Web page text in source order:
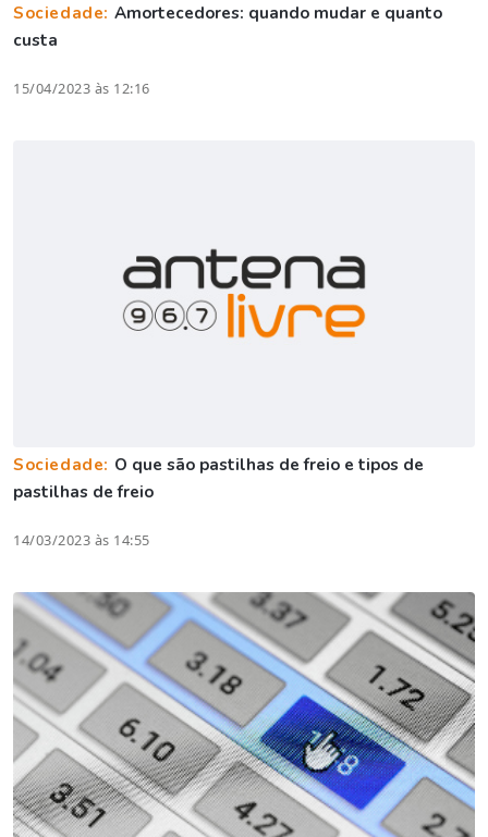
Sociedade: Amortecedores: quando mudar e quanto
custa
15/04/2023 às 12:16
Sociedade: O que são pastilhas de freio e tipos de
pastilhas de freio
14/03/2023 às 14:55